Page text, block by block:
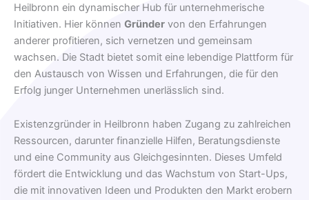
Heilbronn ein dynamischer Hub für unternehmerische
Initiativen. Hier können Gründer von den Erfahrungen
anderer profitieren, sich vernetzen und gemeinsam
wachsen. Die Stadt bietet somit eine lebendige Plattform für
den Austausch von Wissen und Erfahrungen, die für den
Erfolg junger Unternehmen unerlässlich sind.
Existenzgründer in Heilbronn haben Zugang zu zahlreichen
Ressourcen, darunter finanzielle Hilfen, Beratungsdienste
und eine Community aus Gleichgesinnten. Dieses Umfeld
fördert die Entwicklung und das Wachstum von Start-Ups,
die mit innovativen Ideen und Produkten den Markt erobern